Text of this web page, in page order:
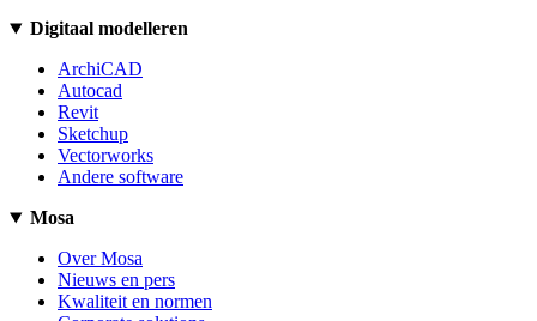
Digitaal modelleren
ArchiCAD
Autocad
Revit
Sketchup
Vectorworks
Andere software
Mosa
Over Mosa
Nieuws en pers
Kwaliteit en normen